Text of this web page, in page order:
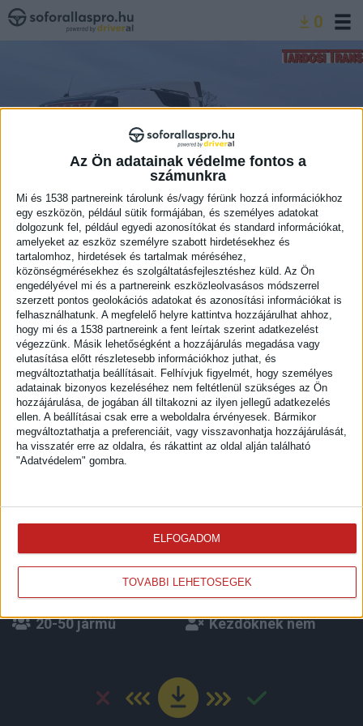
Az Ön adatainak védelme fontos a
számunkra
Mi és 1538 partnereink tárolunk és/vagy férünk hozzá információkhoz
egy eszközön, például sütik formájában, és személyes adatokat
dolgozunk fel, például egyedi azonosítókat és standard információkat,
amelyeket az eszköz személyre szabott hirdetésekhez és
tartalomhoz, hirdetések és tartalmak méréséhez,
közönségmérésekhez és szolgáltatásfejlesztéshez küld. Az Ön
engedélyével mi és a partnereink eszközleolvasásos módszerrel
szerzett pontos geolokációs adatokat és azonosítási információkat is
felhasználhatunk. A megfelelő helyre kattintva hozzájárulhat ahhoz,
hogy mi és a 1538 partnereink a fent leírtak szerint adatkezelést
végezzünk. Másik lehetőségként a hozzájárulás megadása vagy
elutasítása előtt részletesebb információkhoz juthat, és
megváltoztathatja beállításait. Felhívjuk figyelmét, hogy személyes
adatainak bizonyos kezeléséhez nem feltétlenül szükséges az Ön
hozzájárulása, de jogában áll tiltakozni az ilyen jellegű adatkezelés
ellen. A beállításai csak erre a weboldalra érvényesek. Bármikor
megváltoztathatja a preferenciáit, vagy visszavonhatja hozzájárulását,
ha visszatér erre az oldalra, és rákattint az oldal alján található
"Adatvédelem" gombra.
TOVÁBBI LEHETŐSÉGEK
ELFOGADOM
Ugrás
0
Sefta-ker Kft.
i
Sofőr állás - Nyerges billencsre keresek napi
bejárós gépkocsi vezetőt Hernádkak
telephellyel
Belföldi sofőr állás
Miskolc
Folyamatos
20-50 jármű
Nyerges vontató
Billencs és Ponyvás
CE
Kezdőknek nem